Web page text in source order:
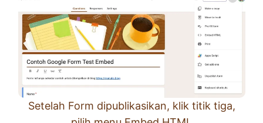
Setelah Form dipublikasikan, klik titik tiga,